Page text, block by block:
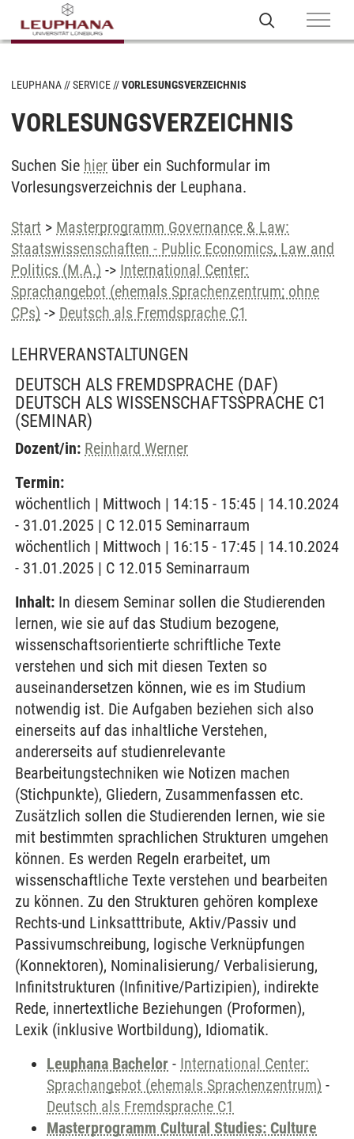
LEUPHANA SERVICE VORLESUNGSVERZEICHNIS
VORLESUNGSVERZEICHNIS
Suchen Sie hier über ein Suchformular im
Vorlesungsverzeichnis der Leuphana.
Start > Masterprogramm Governance & Law:
Staatswissenschaften - Public Economics, Law and
Politics (M.A.) -> International Center:
Sprachangebot (ehemals Sprachenzentrum; ohne
CPs) -> Deutsch als Fremdsprache C1
LEHRVERANSTALTUNGEN
DEUTSCH ALS FREMDSPRACHE (DAF)
DEUTSCH ALS WISSENSCHAFTSSPRACHE C1
(SEMINAR)
Dozent/in: Reinhard Werner
Termin:
wöchentlich | Mittwoch | 14:15 - 15:45 | 14.10.2024
- 31.01.2025 | C 12.015 Seminarraum
wöchentlich | Mittwoch | 16:15 - 17:45 | 14.10.2024
- 31.01.2025 | C 12.015 Seminarraum
Inhalt: In diesem Seminar sollen die Studierenden
lernen, wie sie auf das Studium bezogene,
wissenschaftsorientierte schriftliche Texte
verstehen und sich mit diesen Texten so
auseinandersetzen können, wie es im Studium
notwendig ist. Die Aufgaben beziehen sich also
einerseits auf das inhaltliche Verstehen,
andererseits auf studienrelevante
Bearbeitungstechniken wie Notizen machen
(Stichpunkte), Gliedern, Zusammenfassen etc.
Zusätzlich sollen die Studierenden lernen, wie sie
mit bestimmten sprachlichen Strukturen umgehen
können. Es werden Regeln erarbeitet, um
wissenschaftliche Texte verstehen und bearbeiten
zu können. Zu den Strukturen gehören komplexe
Rechts-und Linksatttribute, Aktiv/Passiv und
Passivumschreibung, logische Verknüpfungen
(Konnektoren), Nominalisierung/ Verbalisierung,
Infinitstrukturen (Infinitive/Partizipien), indirekte
Rede, innertextliche Beziehungen (Proformen),
Lexik (inklusive Wortbildung), Idiomatik.
Leuphana Bachelor - International Center:
Sprachangebot (ehemals Sprachenzentrum) -
Deutsch als Fremdsprache C1
Masterprogramm Cultural Studies: Culture